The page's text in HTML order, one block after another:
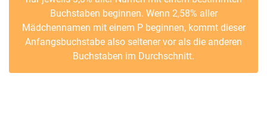
Buchstaben beginnen. Wenn 2,58% aller
Mädchennamen mit einem P beginnen, kommt dieser
Anfangsbuchstabe also seltener vor als die anderen
Buchstaben im Durchschnitt.